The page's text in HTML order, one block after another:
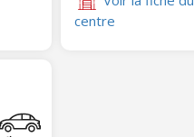
centre